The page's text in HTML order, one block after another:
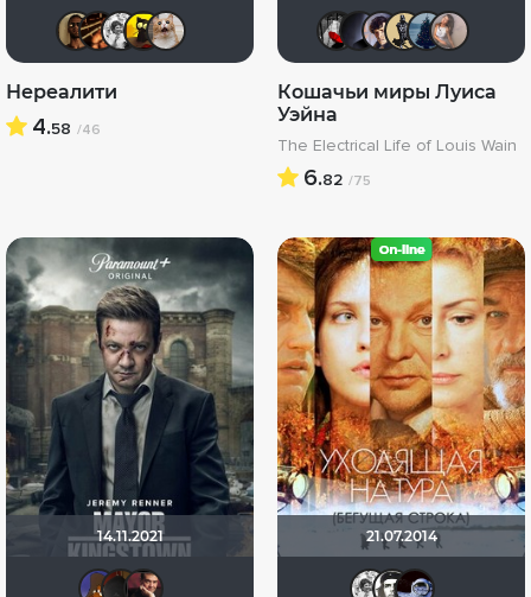
Mad_Max yotaman
Нереалити
4.58 /46
Мышь
Кошачьи миры Луиса
Уэйна
The Electrical Life of Louis Wain
6.82 /75
14.11.2021
volkodav1001
21.07.2014